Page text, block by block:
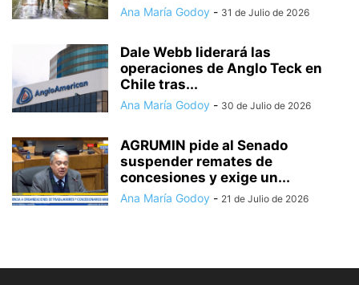
Ana María Godoy - 31 de Julio de 2026
Dale Webb liderará las
operaciones de Anglo Teck en
Chile tras...
Ana María Godoy - 30 de Julio de 2026
AGRUMIN pide al Senado
suspender remates de
concesiones y exige un...
Ana María Godoy - 21 de Julio de 2026